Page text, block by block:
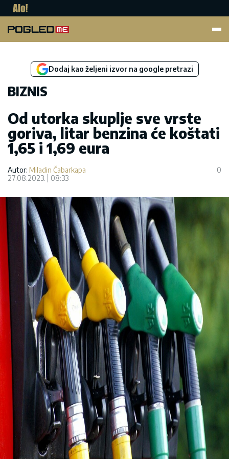
Dodaj kao željeni izvor na google pretrazi
BIZNIS
Od utorka skuplje sve vrste
goriva, litar benzina će koštati
1,65 i 1,69 eura
Autor: Miladin Čabarkapa
27.08.2023.
08:33
0